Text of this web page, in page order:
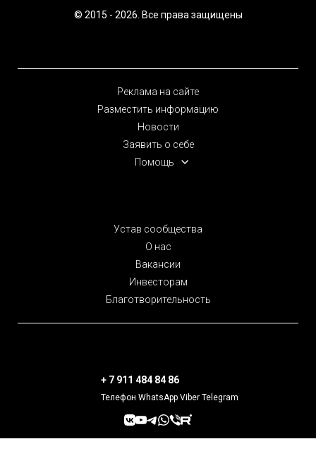
© 2015 - 2026. Все права защищены
Реклама на сайте
Разместить информацию
Новости
Заявить о себе
Помощь
Устав сообщества
О нас
Вакансии
Инвесторам
Благотворительность
+ 7 911 484 84 86
Телефон WhatsApp Viber Telegram